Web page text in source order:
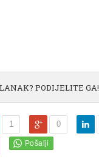
PODIJELITE GA!
1 0